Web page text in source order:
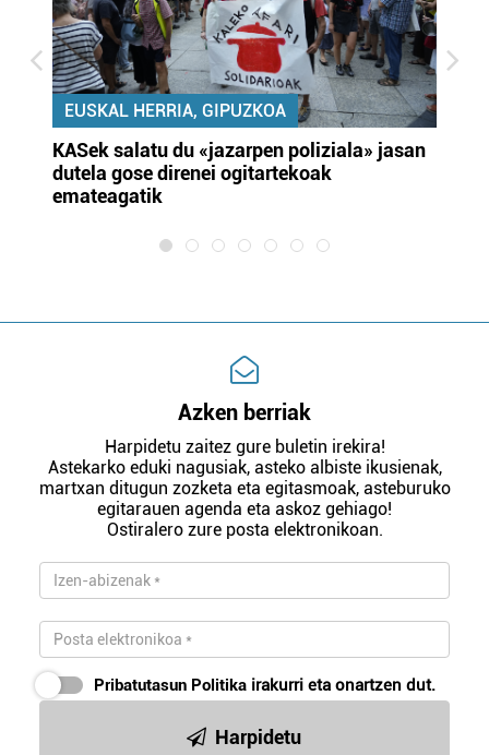
EUSKAL HERRIA, GIPUZKOA
KASek salatu du «jazarpen poliziala» jasan
dutela gose direnei ogitartekoak
emateagatik
Azken berriak
Harpidetu zaitez gure buletin irekira!
Astekarko eduki nagusiak, asteko albiste ikusienak,
martxan ditugun zozketa eta egitasmoak, asteburuko
egitarauen agenda eta askoz gehiago!
Ostiralero zure posta elektronikoan.
Pribatutasun Politika irakurri eta onartzen dut.
Harpidetu